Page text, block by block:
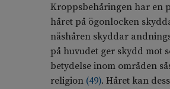
Kroppsbehåringen har en
håret på ögonlocken
näshåren skyddar
på huvudet ger skydd mot
betydelse inom områden
religion (49). Håret kan